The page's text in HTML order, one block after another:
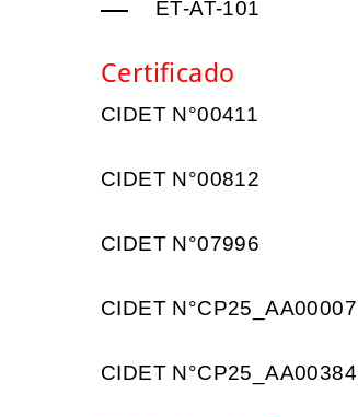
ET-AT-101
Certificado
CIDET N°00411
CIDET N°00812
CIDET N°07996
CIDET N°CP25_AA00007
CIDET N°CP25_AA00384